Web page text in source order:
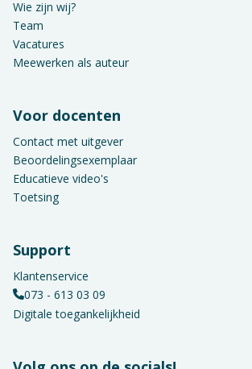
Wie zijn wij?
Team
Vacatures
Meewerken als auteur
Voor docenten
Contact met uitgever
Beoordelingsexemplaar
Educatieve video's
Toetsing
Support
Klantenservice
073 - 613 03 09
Digitale toegankelijkheid